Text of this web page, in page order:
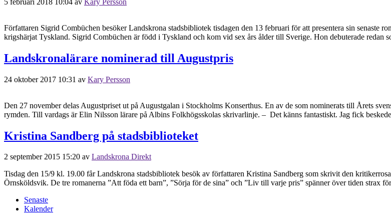
Författaren Sigrid Combüchen besöker Landskrona stadsbibliotek tisdagen den 13 februari för att presentera sin senaste
krigshärjat Tyskland. Sigrid Combüchen är född i Tyskland och kom vid sex års ålder till Sverige. Hon debuterade redan
Landskronalärare nominerad till Augustpris
24 oktober 2017 10:31 av Kary Persson
Den 27 november delas Augustpriset ut på Augustgalan i Stockholms Konserthus. En av de som nominerats till Årets
rymden. Till vardags är Elin Nilsson lärare på Albins Folkhögsskolas skrivarlinje. – Det känns fantastiskt. Jag fick
Kristina Sandberg på stadsbiblioteket
2 september 2015 15:20 av Landskrona Direkt
Tisdag den 15/9 kl. 19.00 får Landskrona stadsbibliotek besök av författaren Kristina Sandberg som skrivit den
Örnsköldsvik. De tre romanerna ”Att föda ett barn”, ”Sörja för de sina” och ”Liv till varje pris” spänner över tiden strax
Senaste
Kalender